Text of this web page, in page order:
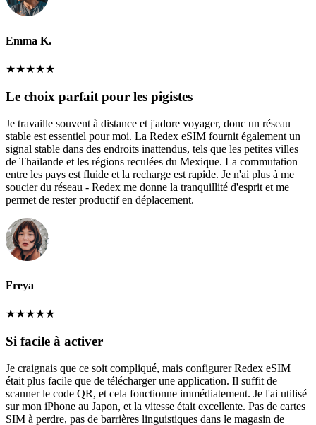
Emma K.
★★★★★
Le choix parfait pour les pigistes
Je travaille souvent à distance et j'adore voyager, donc un réseau
stable est essentiel pour moi. La Redex eSIM fournit également un
signal stable dans des endroits inattendus, tels que les petites villes
de Thaïlande et les régions reculées du Mexique. La commutation
entre les pays est fluide et la recharge est rapide. Je n'ai plus à me
soucier du réseau - Redex me donne la tranquillité d'esprit et me
permet de rester productif en déplacement.
Freya
★★★★★
Si facile à activer
Je craignais que ce soit compliqué, mais configurer Redex eSIM
était plus facile que de télécharger une application. Il suffit de
scanner le code QR, et cela fonctionne immédiatement. Je l'ai utilisé
sur mon iPhone au Japon, et la vitesse était excellente. Pas de cartes
SIM à perdre, pas de barrières linguistiques dans le magasin de